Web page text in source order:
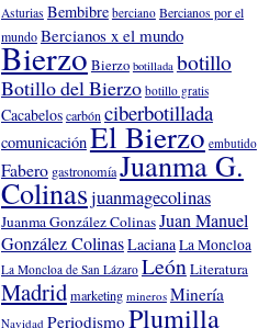
Asturias Bembibre berciano Bercianos por el
mundoBercianos x el mundo
BierzoBierzo botillada botillo
Botillo del Bierzo botillo gratis
Cacabeloscarbón ciberbotillada
comunicaciónEl Bierzo embutido
Fabero gastronomíaJuanma G.
Colinasjuanmagecolinas
Juanma González ColinasJuan Manuel
González ColinasLacianaLa Moncloa
La Moncloa de San Lázaro LeónLiteratura
Madridmarketing mineros Minería
Navidad PeriodismoPlumilla